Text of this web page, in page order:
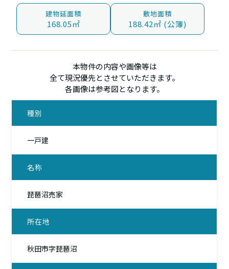
建物延面積
168.05㎡
敷地面積
188.42㎡ (公簿)
本物件の内容や画像等は
全て現況優先とさせていただきます。
各画像は参考図となります。
種別
一戸建
名称
琵琶沼売家
所在地
秋田市字琵琶沼